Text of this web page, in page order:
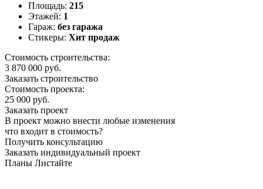
Площадь: 215
Этажей: 1
Гараж: без гаража
Стикеры: Хит продаж
Стоимость строительства:
3 870 000 руб.
Заказать строительство
Стоимость проекта:
25 000 руб.
Заказать проект
В проект можно внести любые изменения
что входит в стоимость?
Получить консультацию
Заказать индивидуальный проект
Планы Листайте